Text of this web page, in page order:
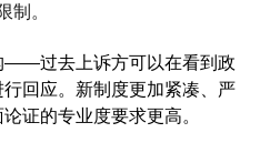
制。
——过去上诉方可以在看到政
回应。新制度更加紧凑、严
证的专业度要求更高。